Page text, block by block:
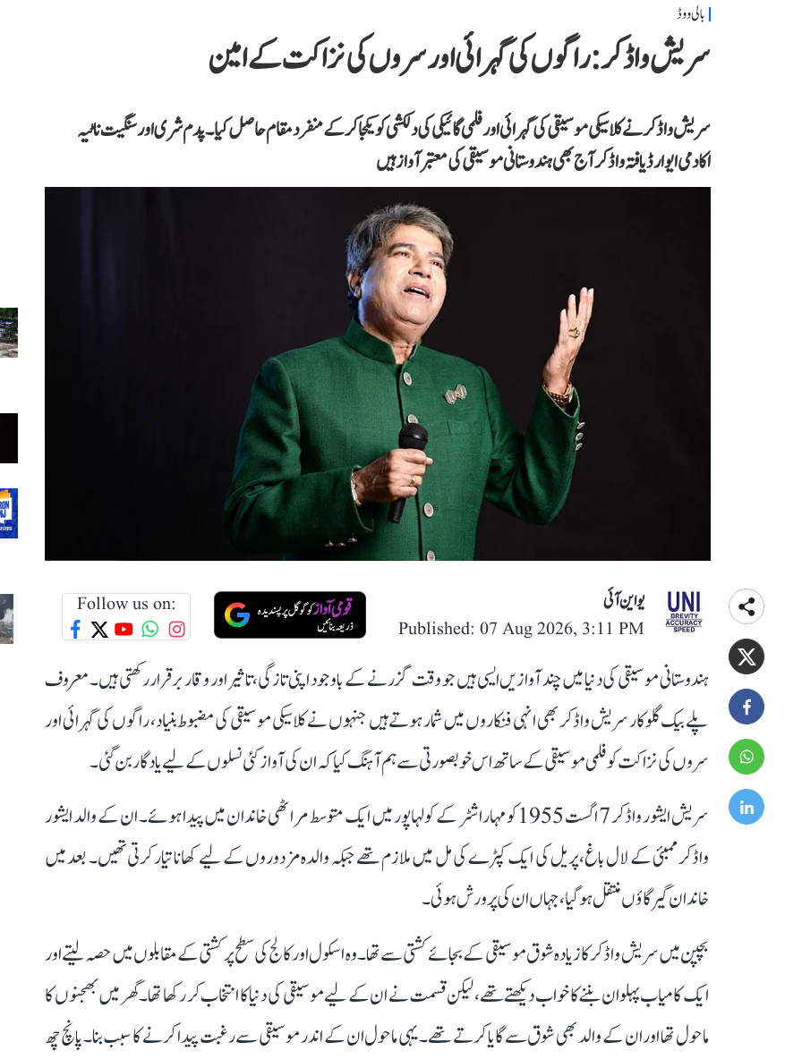
بالی ووڈ
سریش واڈکر: راگوں کی گہرائی اور سروں کی نزاکت کے امین
سریش واڈکر نے کلاسیکی موسیقی کی گہرائی اور فلمی گائیکی کی دلکشی کو یکجا کر کے منفرد مقام حاصل کیا۔ پدم شری اور سنگیت ناٹیہ
اکادمی ایوارڈ یافتہ واڈکر آج بھی ہندوستانی موسیقی کی معتبر آواز ہیں
یو این آئی
Published: 07 Aug 2026, 3:11 PM
Follow us on:
ہندوستانی موسیقی کی دنیا میں چند آوازیں ایسی ہیں جو وقت گزرنے کے باوجود اپنی تازگی، تاثیر اور وقار برقرار رکھتی ہیں۔ معروف
پلے بیک گلوکار سریش واڈکر بھی انہی فنکاروں میں شمار ہوتے ہیں جنہوں نے کلاسیکی موسیقی کی مضبوط بنیاد، راگوں کی گہرائی اور
سروں کی نزاکت کو فلمی موسیقی کے ساتھ اس خوبصورتی سے ہم آہنگ کیا کہ ان کی آواز کئی نسلوں کے لیے یادگار بن گئی۔
سریش ایشور واڈکر 7 اگست 1955 کو مہاراشٹر کے کولہاپور میں ایک متوسط مراٹھی خاندان میں پیدا ہوئے۔ ان کے والد ایشور
واڈکر ممبئی کے لال باغ، پریل کی ایک کپڑے کی مل میں ملازم تھے جبکہ والدہ مزدوروں کے لیے کھانا تیار کرتی تھیں۔ بعد میں
خاندان گیرگاؤں منتقل ہو گیا، جہاں ان کی پرورش ہوئی۔
بچپن میں سریش واڈکر کا زیادہ شوق موسیقی کے بجائے کشتی سے تھا۔ وہ اسکول اور کالج کی سطح پر کشتی کے مقابلوں میں حصہ لیتے اور
ایک کامیاب پہلوان بننے کا خواب دیکھتے تھے، لیکن قسمت نے ان کے لیے موسیقی کی دنیا کا انتخاب کر رکھا تھا۔ گھر میں بھجنوں کا
ماحول تھا اور ان کے والد بھی شوق سے گایا کرتے تھے۔ یہی ماحول ان کے اندر موسیقی سے رغبت پیدا کرنے کا سبب بنا۔ پانچ چھ